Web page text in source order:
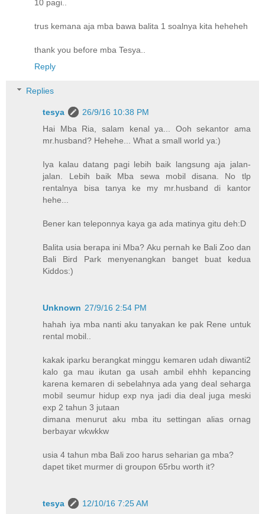
10 pagi..
trus kemana aja mba bawa balita 1 soalnya kita heheheh
thank you before mba Tesya..
Reply
Replies
tesya
26/9/16 10:38 PM
Hai Mba Ria, salam kenal ya... Ooh sekantor ama
mr.husband? Hehehe... What a small world ya:)
Iya kalau datang pagi lebih baik langsung aja jalan-
jalan. Lebih baik Mba sewa mobil disana. No tlp
rentalnya bisa tanya ke my mr.husband di kantor
hehe...
Bener kan teleponnya kaya ga ada matinya gitu deh:D
Balita usia berapa ini Mba? Aku pernah ke Bali Zoo dan
Bali Bird Park menyenangkan banget buat kedua
Kiddos:)
Unknown 27/9/16 2:54 PM
hahah iya mba nanti aku tanyakan ke pak Rene untuk
rental mobil..
kakak iparku berangkat minggu kemaren udah diwanti2
kalo ga mau ikutan ga usah ambil ehhh kepancing
karena kemaren di sebelahnya ada yang deal seharga
mobil seumur hidup exp nya jadi dia deal juga meski
exp 2 tahun 3 jutaan
dimana menurut aku mba itu settingan alias ornag
berbayar wkwkkw
usia 4 tahun mba Bali zoo harus seharian ga mba?
dapet tiket murmer di groupon 65rbu worth it?
tesya 12/10/16 7:25 AM